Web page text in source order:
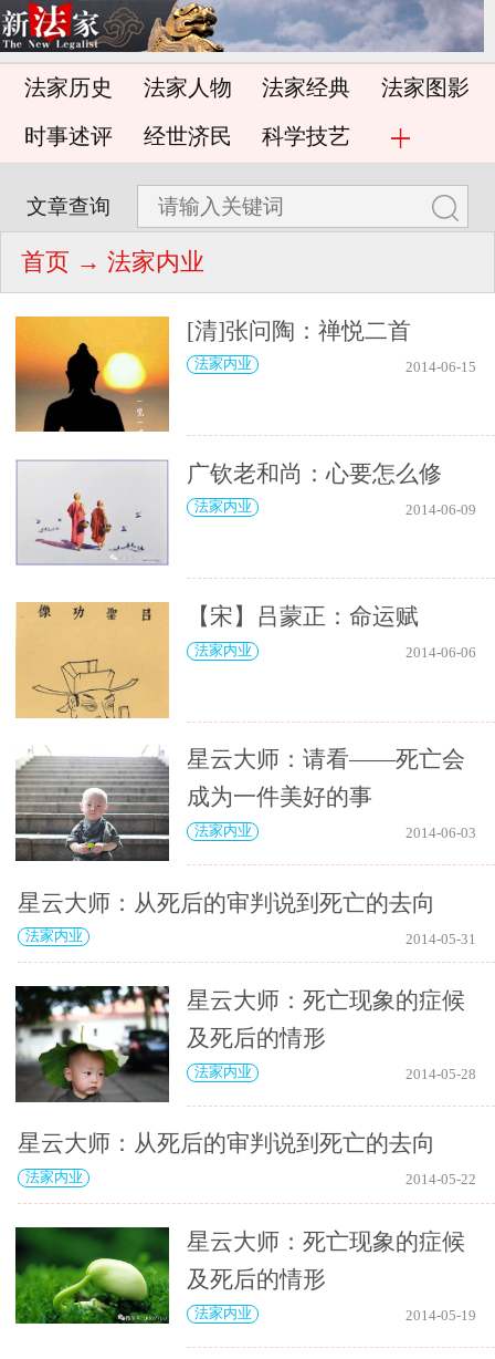
法家历史 法家人物 法家经典 法家图影
时事述评 经世济民 科学技艺
文章查询
首页 → 法家内业
[清]张问陶：禅悦二首
法家内业 2014-06-15
广钦老和尚：心要怎么修
法家内业 2014-06-09
【宋】吕蒙正：命运赋
法家内业 2014-06-06
星云大师：请看——死亡会
成为一件美好的事
法家内业 2014-06-03
星云大师：从死后的审判说到死亡的去向
法家内业 2014-05-31
星云大师：死亡现象的症候
及死后的情形
法家内业 2014-05-28
星云大师：从死后的审判说到死亡的去向
法家内业 2014-05-22
星云大师：死亡现象的症候
及死后的情形
法家内业 2014-05-19